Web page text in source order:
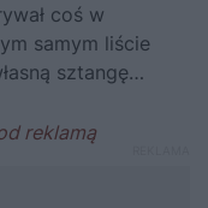
coś w
samym liście
sztangę…